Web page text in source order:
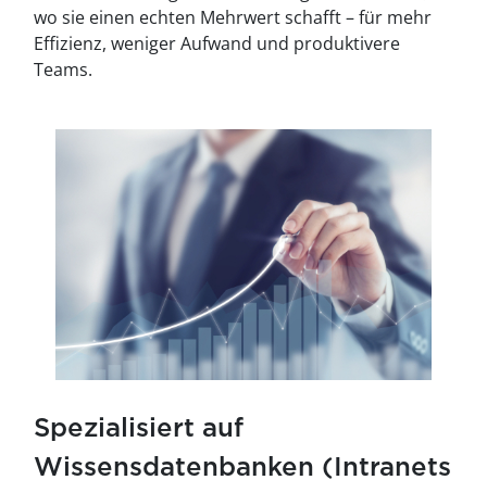
wo sie einen echten Mehrwert schafft – für mehr
Effizienz, weniger Aufwand und produktivere
Teams.
Spezialisiert auf
Wissensdatenbanken (Intranets